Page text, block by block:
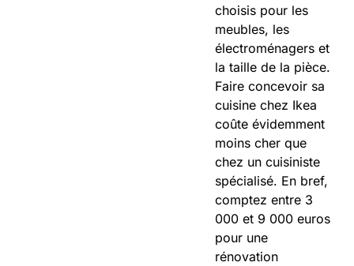
choisis pour les
meubles, les
électroménagers et
la taille de la pièce.
Faire concevoir sa
cuisine chez Ikea
coûte évidemment
moins cher que
chez un cuisiniste
spécialisé. En bref,
comptez entre 3
000 et 9 000 euros
pour une
rénovation